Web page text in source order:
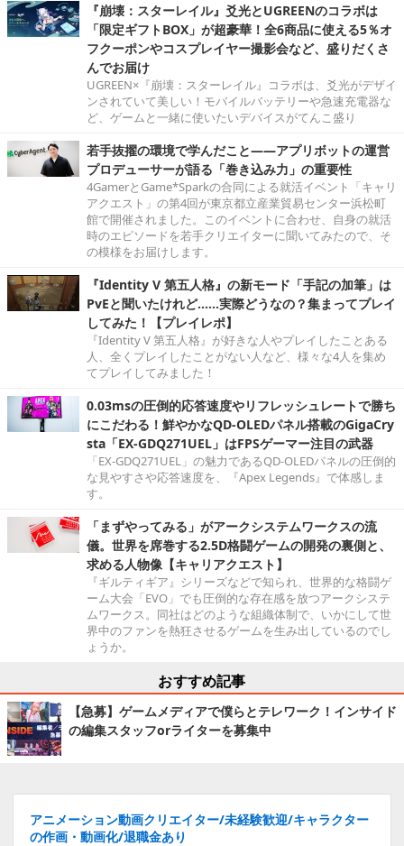
『崩壊：スターレイル』爻光とUGREENのコラボは
「限定ギフトBOX」が超豪華！全6商品に使える5％オ
フクーポンやコスプレイヤー撮影会など、盛りだくさ
んでお届け
UGREEN×『崩壊：スターレイル』コラボは、爻光がデザイ
ンされていて美しい！モバイルバッテリーや急速充電器な
ど、ゲームと一緒に使いたいデバイスがてんこ盛り
若手抜擢の環境で学んだこと――アプリボットの運営
プロデューサーが語る「巻き込み力」の重要性
4GamerとGame*Sparkの合同による就活イベント「キャリ
アクエスト」の第4回が東京都立産業貿易センター浜松町
館で開催されました。このイベントに合わせ、自身の就活
時のエピソードを若手クリエイターに聞いてみたので、そ
の模様をお届けします。
『Identity V 第五人格』の新モード「手記の加筆」は
PvEと聞いたけれど……実際どうなの？集まってプレイ
してみた！【プレイレポ】
『Identity V 第五人格』が好きな人やプレイしたことある
人、全くプレイしたことがない人など、様々な4人を集め
てプレイしてみました！
0.03msの圧倒的応答速度やリフレッシュレートで勝ち
にこだわる！鮮やかなQD-OLEDパネル搭載のGigaCry
sta「EX-GDQ271UEL」はFPSゲーマー注目の武器
「EX-GDQ271UEL」の魅力であるQD-OLEDパネルの圧倒的
な見やすさや応答速度を、『Apex Legends』で体感しま
す。
「まずやってみる」がアークシステムワークスの流
儀。世界を席巻する2.5D格闘ゲームの開発の裏側と、
求める人物像【キャリアクエスト】
『ギルティギア』シリーズなどで知られ、世界的な格闘ゲ
ーム大会「EVO」でも圧倒的な存在感を放つアークシステ
ムワークス。同社はどのような組織体制で、いかにして世
界中のファンを熱狂させるゲームを生み出しているのでし
ょうか。
おすすめ記事
【急募】ゲームメディアで僕らとテレワーク！インサイド
の編集スタッフorライターを募集中
アニメーション動画クリエイター/未経験歓迎/キャラクター
の作画・動画化/退職金あり